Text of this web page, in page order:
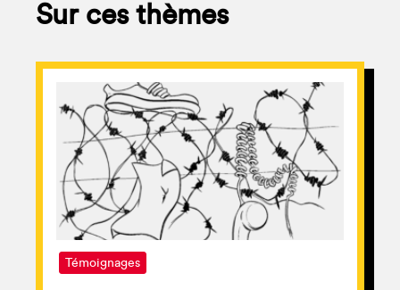
Sur ces thèmes
Témoignages